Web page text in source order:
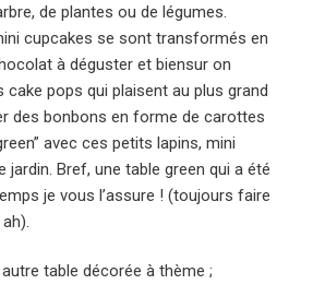
de plantes ou de légumes.
cupcakes se sont transformés en
à déguster et biensur on
cake pops qui plaisent au plus grand
des bonbons en forme de carottes
avec ces petits lapins, mini
Bref, une table green qui a été
je vous l’assure ! (toujours faire
table décorée à thème ;